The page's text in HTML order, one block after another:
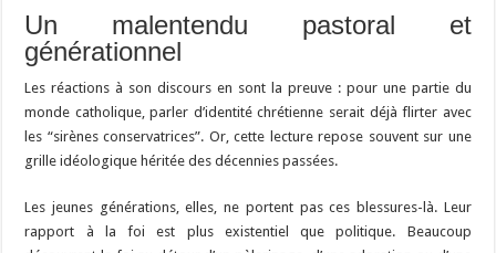
Un malentendu pastoral et
générationnel
Les réactions à son discours en sont la preuve : pour une partie du
monde catholique, parler d’identité chrétienne serait déjà flirter avec
les “sirènes conservatrices”. Or, cette lecture repose souvent sur une
grille idéologique héritée des décennies passées.
Les jeunes générations, elles, ne portent pas ces blessures-là. Leur
rapport à la foi est plus existentiel que politique. Beaucoup